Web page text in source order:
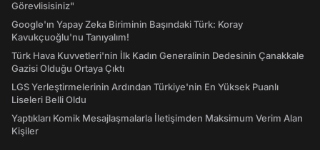
Görevlisisiniz"
Google'ın Yapay Zeka Biriminin Başındaki Türk: Koray
Kavukçuoğlu'nu Tanıyalım!
Türk Hava Kuvvetleri'nin İlk Kadın Generalinin Dedesinin Çanakkale
Gazisi Olduğu Ortaya Çıktı
LGS Yerleştirmelerinin Ardından Türkiye'nin En Yüksek Puanlı
Liseleri Belli Oldu
Yaptıkları Komik Mesajlaşmalarla İletişimden Maksimum Verim Alan
Kişiler